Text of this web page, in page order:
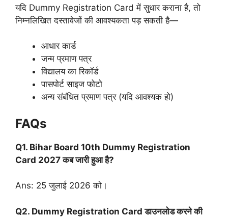
यदि Dummy Registration Card में सुधार कराना है, तो
निम्नलिखित दस्तावेजों की आवश्यकता पड़ सकती है—
आधार कार्ड
जन्म प्रमाण पत्र
विद्यालय का रिकॉर्ड
पासपोर्ट साइज फोटो
अन्य संबंधित प्रमाण पत्र (यदि आवश्यक हो)
FAQs
Q1. Bihar Board 10th Dummy Registration
Card 2027 कब जारी हुआ है?
Ans: 25 जुलाई 2026 को।
Q2. Dummy Registration Card डाउनलोड करने की